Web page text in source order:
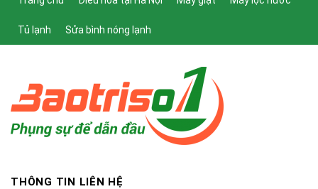
Tủ lạnh Sửa bình nóng lạnh
THÔNG TIN LIÊN HỆ